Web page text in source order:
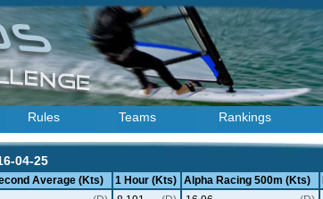
Rules Teams Rankings
04-25
Average (Kts) 1 Hour (Kts) Alpha Racing 500m (Kts)